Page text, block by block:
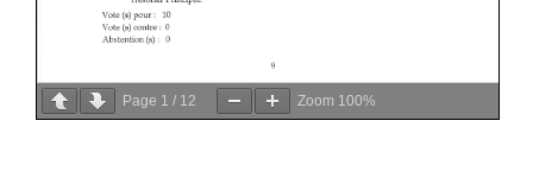
Page 1 / 12 Zoom 100%